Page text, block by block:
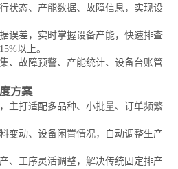
状态、产能数据、故障信息，实现设
误差，实时掌握设备产能，快速排查
以上。
、故障预警、产能统计、设备台账管
方案
主打适配多品种、小批量、订单频繁
变动、设备闲置情况，自动调整生产
、工序灵活调整，解决传统固定排产